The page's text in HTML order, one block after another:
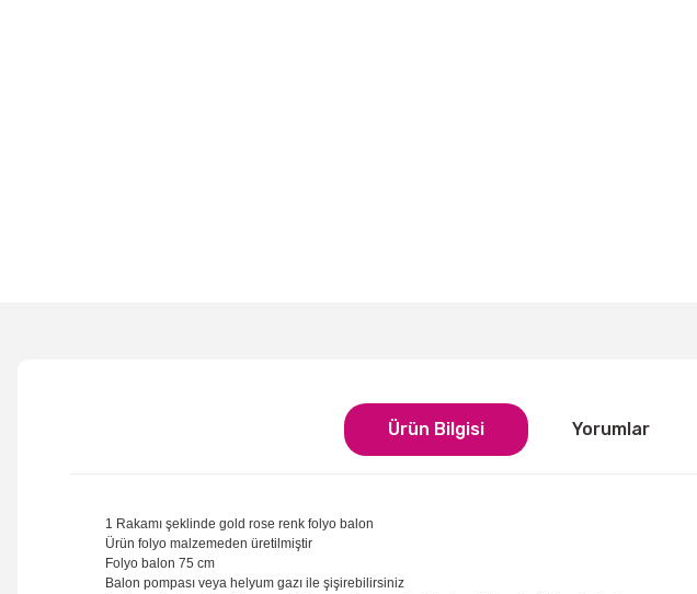
Ürün Bilgisi Yorumlar
1 Rakamı şeklinde gold rose renk folyo balon
Ürün folyo malzemeden üretilmiştir
Folyo balon 75 cm
Balon pompası veya helyum gazı ile şişirebilirsiniz